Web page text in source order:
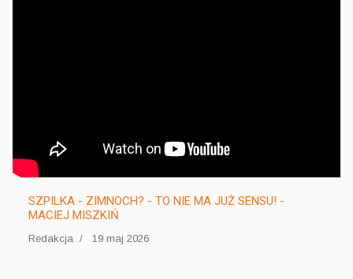
SZPILKA - ZIMNOCH? - TO NIE MA JUŻ SENSU! -
MACIEJ MISZKIŃ
Redakcja 19 maj 2026